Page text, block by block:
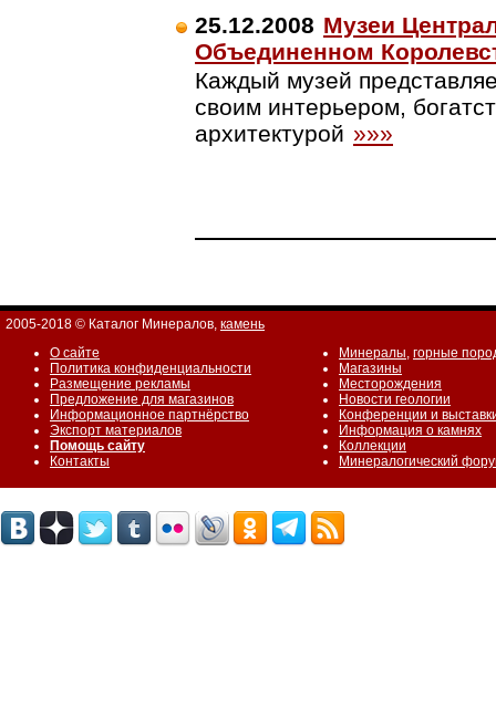
25.12.2008 Музеи
Объединенном
Каждый музей
своим интерьером,
архитектурой »»»
2005-2018 © Каталог Минералов, камень
О сайте
Политика конфиденциальности
Размещение рекламы
Предложение для магазинов
Информационное партнёрство
Экспорт материалов
Помощь сайту
Контакты
Минералы, горные
Магазины
Месторождения
Новости геологии
Конференции и
Информация о камнях
Коллекции
Минералогический